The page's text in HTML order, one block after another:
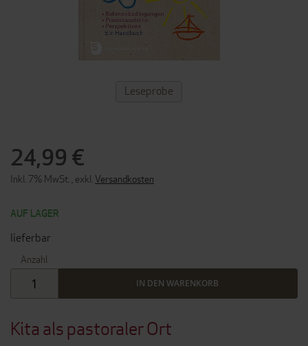
Kita als pastoraler Ort
24,99 €
Inkl. 7% MwSt. exkl. Versandkosten
AUF LAGER
lieferbar
Anzahl
IN DEN WARENKORB
ZUM
ANFANG
Leseprobe